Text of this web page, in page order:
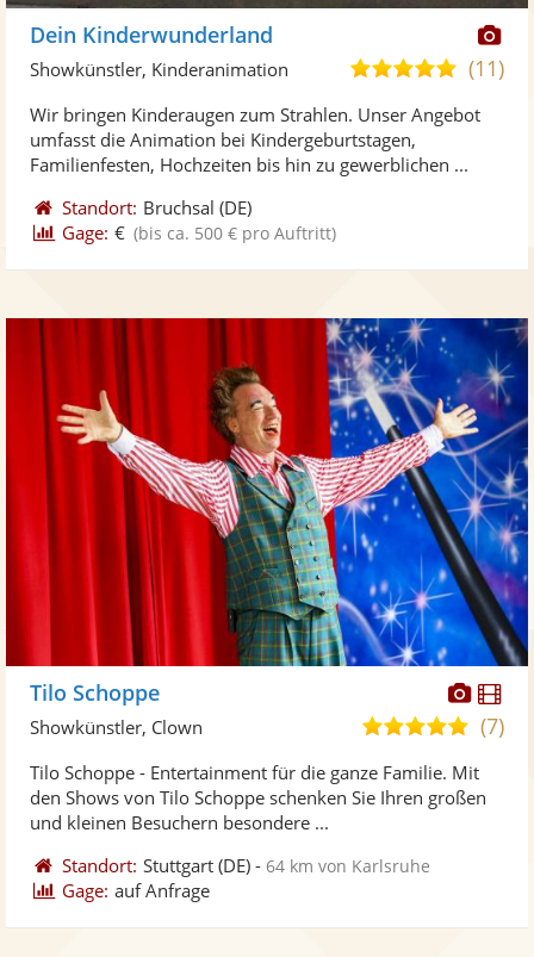
Dein Kinderwunderland
4,9
5
(11)
Showkünstler, Kinderanimation
Wir bringen Kinderaugen zum Strahlen. Unser Angebot
umfasst die Animation bei Kindergeburtstagen,
Familienfesten, Hochzeiten bis hin zu gewerblichen ...
Standort: Bruchsal (DE)
Gage: € (bis ca. 500 € pro Auftritt)
Fotos
Tilo Schoppe
5,0
5
(7)
Showkünstler, Clown
Tilo Schoppe - Entertainment für die ganze Familie. Mit
den Shows von Tilo Schoppe schenken Sie Ihren großen
und kleinen Besuchern besondere ...
Standort: Stuttgart (DE) -64 km von Karlsruhe
Gage: auf Anfrage